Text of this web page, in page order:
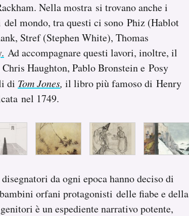
Nella mostra si trovano anche i
mondo, tra questi ci sono Phiz (Hablot
Stref (Stephen White), Thomas
Ad accompagnare questi lavori, inoltre, il
Haughton, Pablo Bronstein e Posy
di Tom Jones, il libro più famoso di Henry
nel 1749.
da ogni epoca hanno deciso di
orfani protagonisti delle fiabe e della
è un espediente narrativo potente,